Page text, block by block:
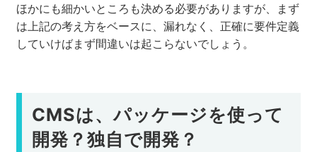
ほかにも細かいところも決める必要がありますが、まず
は上記の考え方をベースに、漏れなく、正確に要件定義
していけばまず間違いは起こらないでしょう。
CMSは、パッケージを使って
開発？独自で開発？